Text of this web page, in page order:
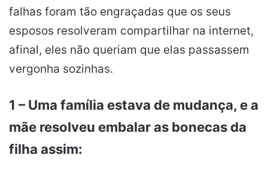
falhas foram tão engraçadas que os seus
esposos resolveram compartilhar na internet,
afinal, eles não queriam que elas passassem
vergonha sozinhas.
1 – Uma família estava de mudança, e a
mãe resolveu embalar as bonecas da
filha assim: